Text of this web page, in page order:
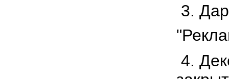
3.
4.